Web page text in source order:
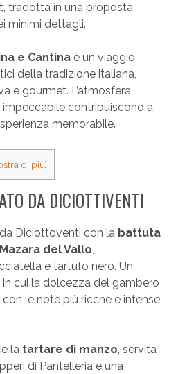
tradotta in una proposta
minimi dettagli.
e Cantina è un viaggio
della tradizione italiana,
e gourmet. L’atmosfera
contribuiscono a
memorabile.
di più]
DA DICIOTTIVENTI
Diciottoventi con la battuta
del Vallo,
e tartufo nero. Un
cui la dolcezza del gambero
le note più ricche e intense
la tartare di manzo, servita
di Pantelleria e una